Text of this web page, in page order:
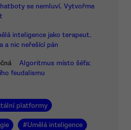
se nemluví. Vytvořme
inteligence jako terapeut.
a nic neřešící pán
Algoritmus místo šéfa:
feudalismu
platformy
#Umělá inteligence